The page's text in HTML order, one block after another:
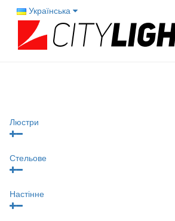
Українська
Люстри
Стельове
Настінне